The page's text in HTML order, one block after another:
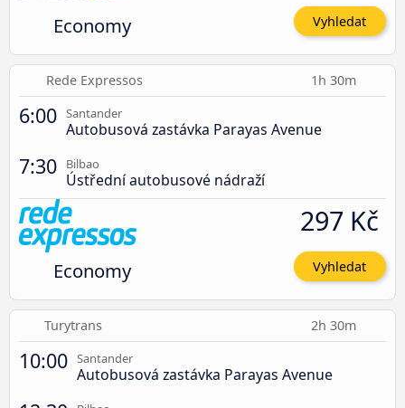
Economy Vyhledat
Rede Expressos 1h 30m
6:00 Santander
Autobusová zastávka Parayas Avenue
7:30 Bilbao
Ústřední autobusové nádraží
Economy
297 Kč
Vyhledat
Turytrans 2h 30m
10:00 Santander
Autobusová zastávka Parayas Avenue